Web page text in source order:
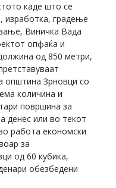
каде што се
изработка, градење
Виничка Вада
опфаќа и
од 850 метри,
општина Зрновци со
количина и
површина за
денес или во текот
работа економски
за
од 60 кубика,
обезбедени